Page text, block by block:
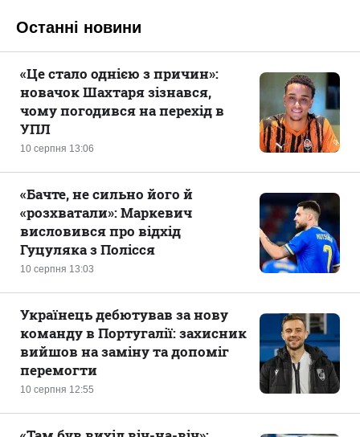
Останні новини
10 серпня 13:06
«Це стало однією з причин»:
новачок Шахтаря зізнався,
чому погодився на перехід в
УПЛ
10 серпня 13:03
«Бачте, не сильно його й
«розхватали»: Маркевич
висловився про відхід
Гуцуляка з Полісся
10 серпня 12:55
Українець дебютував за нову
команду в Португалії: захисник
вийшов на заміну та допоміг
перемогти